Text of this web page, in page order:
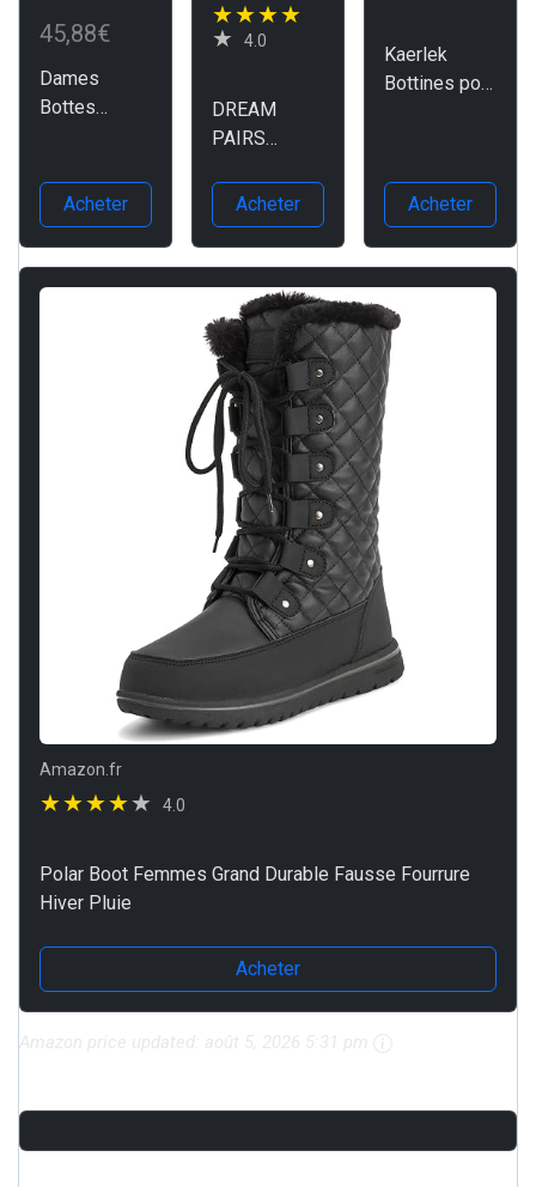
45,88€
Dames
Bottes
Combat
Botte
Acheter
4.0
DREAM
PAIRS
Femmes
Confortable
Bottines
Durable et
Pratique
Botte à
Lacets
Simple
Strong-5
Acheter
Kaerlek
Bottines pour
Acheter
Amazon.fr
4.0
Polar Boot Femmes Grand Durable Fausse Fourrure
Hiver Pluie
Acheter
Amazon price updated: août 5, 2026 5:31 pm